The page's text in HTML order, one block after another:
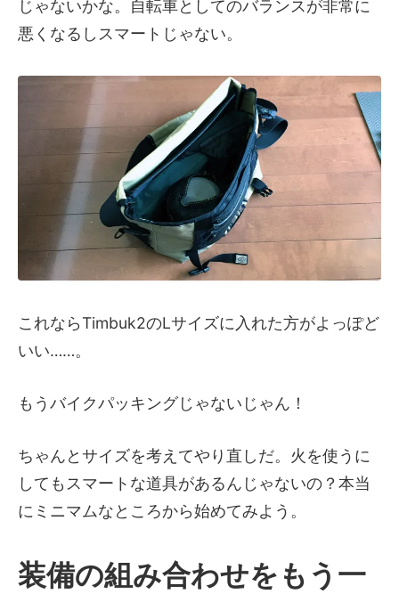
じゃないかな。自転車としてのバランスが非常に
悪くなるしスマートじゃない。
これならTimbuk2のLサイズに入れた方がよっぽど
いい……。
もうバイクパッキングじゃないじゃん！
ちゃんとサイズを考えてやり直しだ。火を使うに
してもスマートな道具があるんじゃないの？本当
にミニマムなところから始めてみよう。
装備の組み合わせをもう一